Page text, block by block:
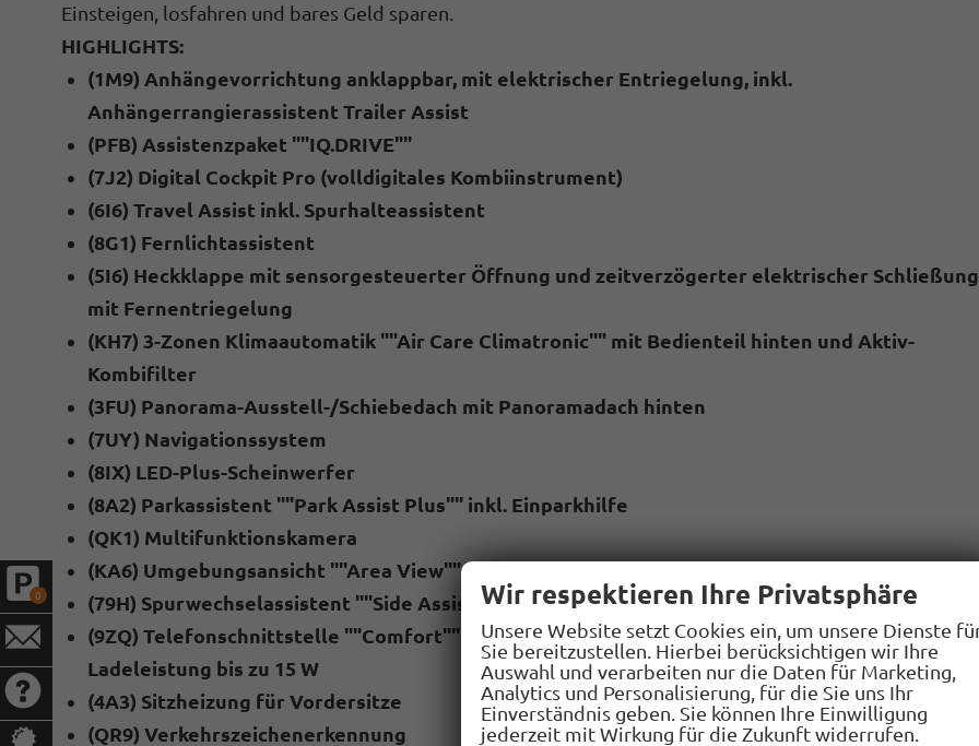
0
Einsteigen, losfahren und bares Geld sparen.
HIGHLIGHTS:
(1M9) Anhängevorrichtung anklappbar, mit elektrischer Entriegelung, inkl.
Anhängerrangierassistent Trailer Assist
(PFB) Assistenzpaket ""IQ.DRIVE""
(7J2) Digital Cockpit Pro (volldigitales Kombiinstrument)
(6I6) Travel Assist inkl. Spurhalteassistent
(8G1) Fernlichtassistent
(5I6) Heckklappe mit sensorgesteuerter Öffnung und zeitverzögerter elektrischer
mit Fernentriegelung
(KH7) 3-Zonen Klimaautomatik ""Air Care Climatronic"" mit Bedienteil hinten und Aktiv-
Kombifilter
(3FU) Panorama-Ausstell-/Schiebedach mit Panoramadach hinten
(7UY) Navigationssystem
(8IX) LED-Plus-Scheinwerfer
(8A2) Parkassistent ""Park Assist Plus"" inkl. Einparkhilfe
(QK1) Multifunktionskamera
(KA6) Umgebungsansicht ""Area View"" inkl. Rückfahrkamera ""Rear View""
(79H) Spurwechselassistent ""Side Assist"", Ausparkassistent und Ausstiegswarnung
(9ZQ) Telefonschnittstelle ""Comfort"" mit induktiver Ladefunktion für 2 Smartphones,
Ladeleistung bis zu 15 W
(4A3) Sitzheizung für Vordersitze
(QR9) Verkehrszeichenerkennung
Wir respektieren Ihre Privatsphäre
Unsere Website setzt Cookies ein, um unsere Dienste
Sie bereitzustellen. Hierbei berücksichtigen wir Ihre
Auswahl und verarbeiten nur die Daten für Marketing,
Analytics und Personalisierung, für die Sie uns Ihr
Einverständnis geben. Sie können Ihre Einwilligung
jederzeit mit Wirkung für die Zukunft widerrufen.